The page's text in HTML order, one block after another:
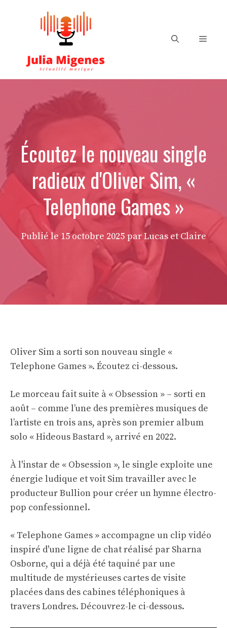
Menu
Écoutez le nouveau single
radieux d'Oliver Sim, «
Telephone Games »
Publié le 15 octobre 2025 par Lucas et Claire
Oliver Sim a sorti son nouveau single «
Telephone Games ». Écoutez ci-dessous.
Le morceau fait suite à « Obsession » – sorti en
août – comme l’une des premières musiques de
l’artiste en trois ans, après son premier album
solo « Hideous Bastard », arrivé en 2022.
À l'instar de « Obsession », le single exploite une
énergie ludique et voit Sim travailler avec le
producteur Bullion pour créer un hymne électro-
pop confessionnel.
« Telephone Games » accompagne un clip vidéo
inspiré d'une ligne de chat réalisé par Sharna
Osborne, qui a déjà été taquiné par une
multitude de mystérieuses cartes de visite
placées dans des cabines téléphoniques à
travers Londres. Découvrez-le ci-dessous.